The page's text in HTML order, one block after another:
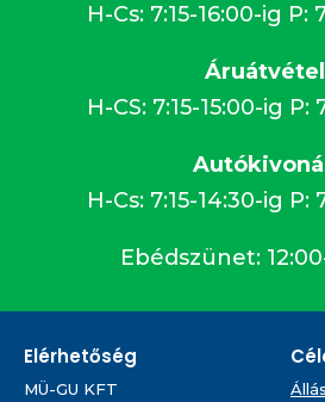
Elérhetőség
MÜ-GU KFT
H-Cs: 7:15-16:00-ig P:
Áruátvétel
H-CS: 7:15-15:00-ig P:
H-Cs: 7:15-14:30-ig P:
Ebédszünet: